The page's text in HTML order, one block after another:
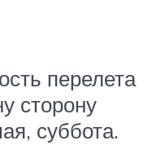
перелета
сторону
суббота.